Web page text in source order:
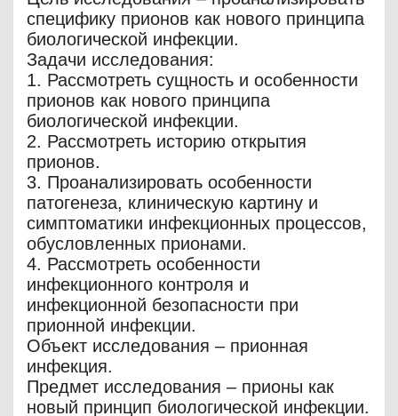
специфику прионов как нового принципа
биологической инфекции.
Задачи исследования:
1. Рассмотреть сущность и особенности
прионов как нового принципа
биологической инфекции.
2. Рассмотреть историю открытия
прионов.
3. Проанализировать особенности
патогенеза, клиническую картину и
симптоматики инфекционных процессов,
обусловленных прионами.
4. Рассмотреть особенности
инфекционного контроля и
инфекционной безопасности при
прионной инфекции.
Объект исследования – прионная
инфекция.
Предмет исследования – прионы как
новый принцип биологической инфекции.